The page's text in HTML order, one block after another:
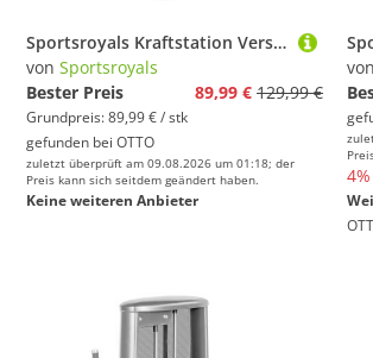
Sportsroyals Kraftstation Verstellbare Dipstation – 181 kg, für Heimtraining & Oberkörper, (2-tlg)
von Sportsroyals
Bester Preis
89,99 € 129,99 €
Grundpreis: 89,99 € / stk
gefunden bei OTTO
zuletzt überprüft am 09.08.2026 um 01:18; der
Preis kann sich seitdem geändert haben.
Keine weiteren Anbieter
von